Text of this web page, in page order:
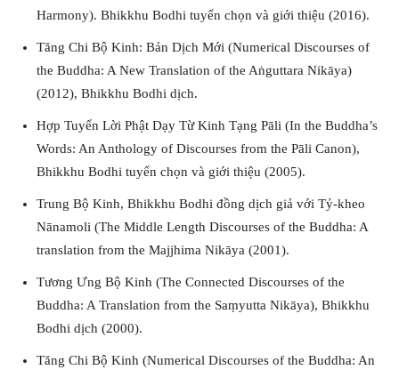
Harmony). Bhikkhu Bodhi tuyển chọn và giới thiệu (2016).
Tăng Chi Bộ Kinh: Bản Dịch Mới (Numerical Discourses of
the Buddha: A New Translation of the Aṅguttara Nikāya)
(2012), Bhikkhu Bodhi dịch.
Hợp Tuyển Lời Phật Dạy Từ Kinh Tạng Pāli (In the Buddha’s
Words: An Anthology of Discourses from the Pāli Canon),
Bhikkhu Bodhi tuyển chọn và giới thiệu (2005).
Trung Bộ Kinh, Bhikkhu Bodhi đồng dịch giả với Tỷ-kheo
Nānamoli (The Middle Length Discourses of the Buddha: A
translation from the Majjhima Nikāya (2001).
Tương Ưng Bộ Kinh (The Connected Discourses of the
Buddha: A Translation from the Saṃyutta Nikāya), Bhikkhu
Bodhi dịch (2000).
Tăng Chi Bộ Kinh (Numerical Discourses of the Buddha: An